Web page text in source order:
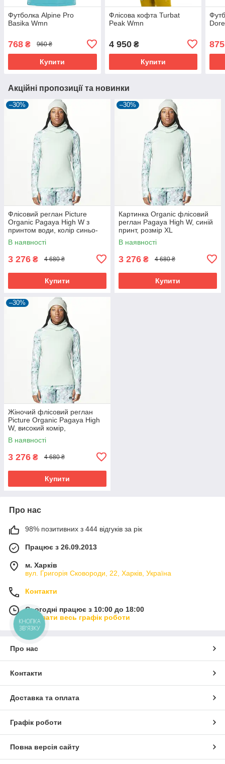
Футболка Alpine Pro
Basika Wmn
768 ₴ 960 ₴
Купити
Флісова кофта Turbat
Peak Wmn
4 950₴
Купити
875
Акційні пропозиції та новинки
–30%
Флісовий реглан Picture
Organic Pagaya High W з
принтом води, колір синьо-
зелений, розмір S.
В наявності
3 276 ₴ 4 680 ₴
Купити
–30%
Картинка Organic флісовий
реглан Pagaya High W, синій
принт, розмір XL
В наявності
3 276 ₴ 4 680 ₴
Купити
–30%
Жіночий флісовий реглан
Picture Organic Pagaya High
W, високий комір,
антибактеріальна пропитка,
silt green
В наявності
3 276 ₴ 4 680 ₴
Купити
Про нас
98% позитивних з 444 відгуків за рік
Працює з 26.09.2013
м. Харків
вул. Григорія Сковороди, 22, Харків, Україна
Контакти
Сьогодні працює з 10:00 до 18:00
Показати весь графік роботи
Про нас
Контакти
Доставка та оплата
Графік роботи
Повна версія сайту
КНОПКА
ЗВ'ЯЗКУ